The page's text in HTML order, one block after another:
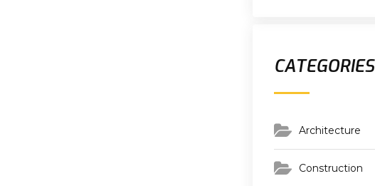
CATEGORIES
Architecture
Construction